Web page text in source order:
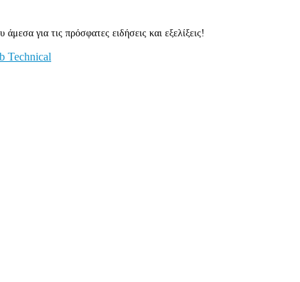
για τις πρόσφατες ειδήσεις και εξελίξεις!
Technical